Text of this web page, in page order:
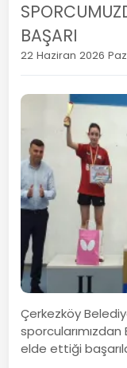
BAŞARI
22 Haziran 2026
Çerkezköy
elde ettiği